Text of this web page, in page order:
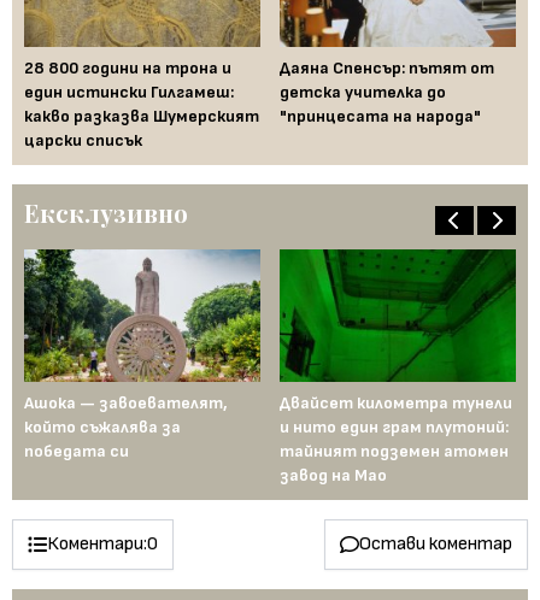
28 800 години на трона и
един истински Гилгамеш:
какво разказва Шумерският
царски списък
Даяна Спенсър: пътят от
детска учителка до
"принцесата на народа"
Ексклузивно
Ашока — завоевателят,
който съжалява за
победата си
Двайсет километра тунели
и нито един грам плутоний:
тайният подземен атомен
завод на Мао
Коментари:0 Остави коментар